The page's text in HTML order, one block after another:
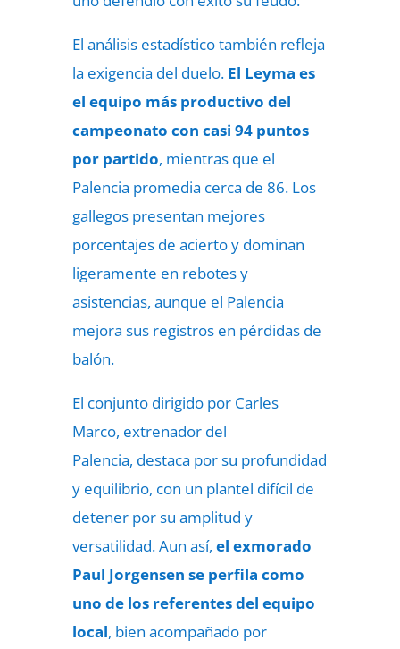
El análisis estadístico también refleja
la exigencia del duelo. El Leyma es
el equipo más productivo del
campeonato con casi 94 puntos
por partido, mientras que el
Palencia promedia cerca de 86. Los
gallegos presentan mejores
porcentajes de acierto y dominan
ligeramente en rebotes y
asistencias, aunque el Palencia
mejora sus registros en pérdidas de
balón.
El conjunto dirigido por Carles
Marco, extrenador del
Palencia, destaca por su profundidad
y equilibrio, con un plantel difícil de
detener por su amplitud y
versatilidad. Aun así, el exmorado
Paul Jorgensen se perfila como
uno de los referentes del equipo
local, bien acompañado por